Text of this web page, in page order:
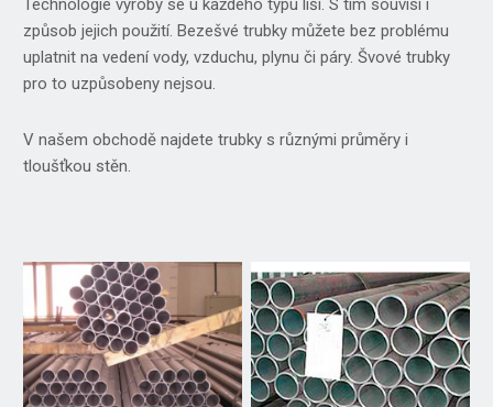
Technologie výroby se u každého typu liší. S tím souvisí i
způsob jejich použití. Bezešvé trubky můžete bez problému
uplatnit na vedení vody, vzduchu, plynu či páry. Švové trubky
pro to uzpůsobeny nejsou.
V našem obchodě najdete trubky s různými průměry i
tloušťkou stěn.